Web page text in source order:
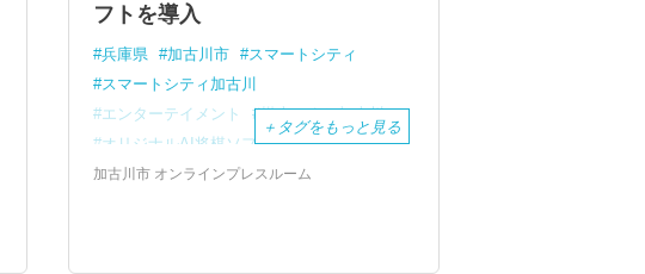
フトを導入
兵庫県 加古川市
スマートシティ
スマートシティ加古川
エンターテイメント
棋士のまち加古川
オリジナルAI将棋ソフト
AI
AI将棋ソフト
東大卒のプロ棋士
＋ タグをもっと見る
加古川市 オンラインプレスルーム